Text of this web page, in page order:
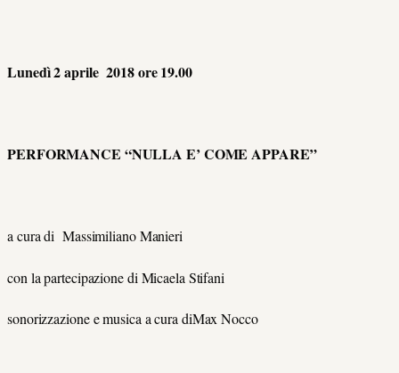
Lunedì 2 aprile 2018 ore 19.00
PERFORMANCE “NULLA E’ COME APPARE”
a cura di Massimiliano Manieri
con la partecipazione di Micaela Stifani
sonorizzazione e musica a cura diMax Nocco